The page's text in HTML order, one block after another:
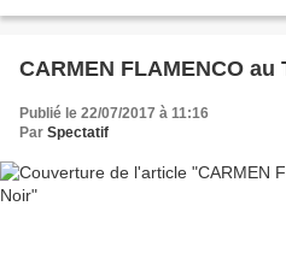
CARMEN FLAMENCO
Publié le 22/07/2017 à 11:16
Par Spectatif